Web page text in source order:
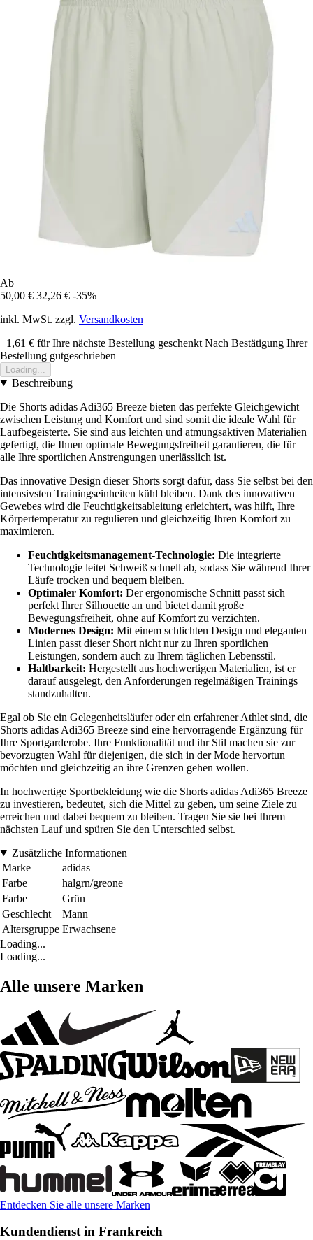
Ab
50,00 € 32,26 € -35%
inkl. MwSt. zzgl. Versandkosten
+1,61 € für Ihre nächste Bestellung geschenkt Nach Bestätigung Ihrer
Bestellung gutgeschrieben
Loading...
Beschreibung
Die Shorts adidas Adi365 Breeze bieten das perfekte Gleichgewicht
zwischen Leistung und Komfort und sind somit die ideale Wahl für
Laufbegeisterte. Sie sind aus leichten und atmungsaktiven Materialien
gefertigt, die Ihnen optimale Bewegungsfreiheit garantieren, die für
alle Ihre sportlichen Anstrengungen unerlässlich ist.
Das innovative Design dieser Shorts sorgt dafür, dass Sie selbst bei den
intensivsten Trainingseinheiten kühl bleiben. Dank des innovativen
Gewebes wird die Feuchtigkeitsableitung erleichtert, was hilft, Ihre
Körpertemperatur zu regulieren und gleichzeitig Ihren Komfort zu
maximieren.
Feuchtigkeitsmanagement-Technologie: Die integrierte
Technologie leitet Schweiß schnell ab, sodass Sie während Ihrer
Läufe trocken und bequem bleiben.
Optimaler Komfort: Der ergonomische Schnitt passt sich
perfekt Ihrer Silhouette an und bietet damit große
Bewegungsfreiheit, ohne auf Komfort zu verzichten.
Modernes Design: Mit einem schlichten Design und eleganten
Linien passt dieser Short nicht nur zu Ihren sportlichen
Leistungen, sondern auch zu Ihrem täglichen Lebensstil.
Haltbarkeit: Hergestellt aus hochwertigen Materialien, ist er
darauf ausgelegt, den Anforderungen regelmäßigen Trainings
standzuhalten.
Egal ob Sie ein Gelegenheitsläufer oder ein erfahrener Athlet sind, die
Shorts adidas Adi365 Breeze sind eine hervorragende Ergänzung für
Ihre Sportgarderobe. Ihre Funktionalität und ihr Stil machen sie zur
bevorzugten Wahl für diejenigen, die sich in der Mode hervortun
möchten und gleichzeitig an ihre Grenzen gehen wollen.
In hochwertige Sportbekleidung wie die Shorts adidas Adi365 Breeze
zu investieren, bedeutet, sich die Mittel zu geben, um seine Ziele zu
erreichen und dabei bequem zu bleiben. Tragen Sie sie bei Ihrem
nächsten Lauf und spüren Sie den Unterschied selbst.
Zusätzliche Informationen
Marke
adidas
Farbe
halgrn/greone
Farbe
Grün
Geschlecht
Mann
Altersgruppe Erwachsene
Loading...
Loading...
Alle unsere Marken
Entdecken Sie alle unsere Marken
Kundendienst in Frankreich